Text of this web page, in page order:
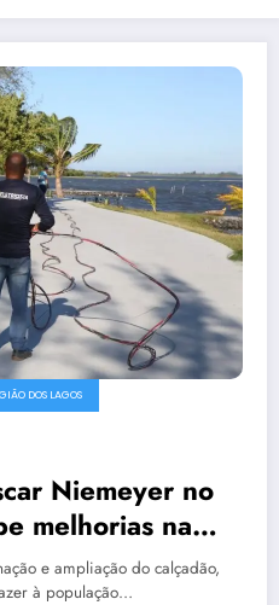
DOS LAGOS
Niemeyer no
e ampliação do calçadão,
à população…